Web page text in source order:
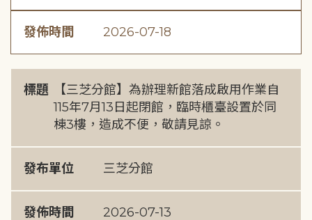
發佈時間 2026-07-18
標題
【三芝分館】為辦理新館落成啟用作業自
115年7月13日起閉館，臨時櫃臺設置於同
棟3樓，造成不便，敬請見諒。
發布單位 三芝分館
發佈時間 2026-07-13